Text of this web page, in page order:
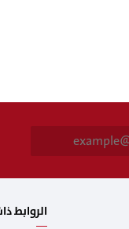
i
*
الروابط